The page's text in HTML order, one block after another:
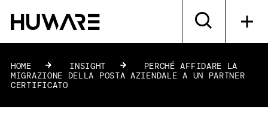
HOME » INSIGHT »
PERCHÉ AFFIDARE LA
MIGRAZIONE DELLA POSTA AZIENDALE A UN PARTNER
CERTIFICATO